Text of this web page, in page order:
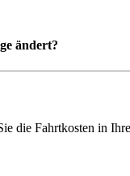
ändert?
die Fahrtkosten in